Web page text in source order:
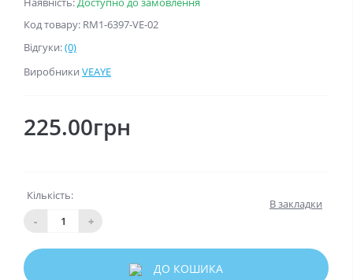
Код товару: RM1-6397-VE-02
Відгуки:(0)
Виробники VEAYE
225.00грн
Кількість:
-
+
В закладки
ДО КОШИКА